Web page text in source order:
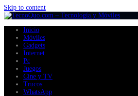
Skip to content
Inicio
Móviles
Gadgets
Internet
Pc
Juegos
Cine y TV
Trucos
WhatsApp